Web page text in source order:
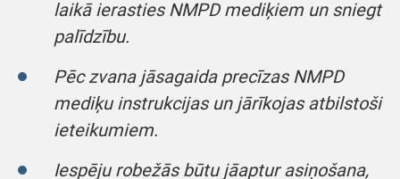
laikā ierasties NMPD mediķiem un sniegt
palīdzību.
Pēc zvana jāsagaida precīzas NMPD
mediķu instrukcijas un jārīkojas atbilstoši
ieteikumiem.
Iespēju robežās būtu jāaptur asiņošana,